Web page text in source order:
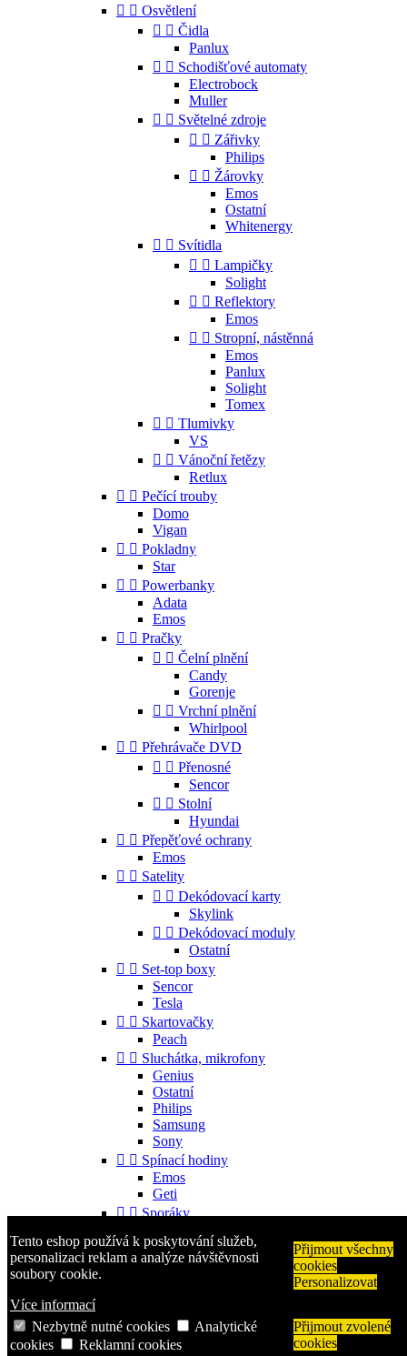
Tento eshop používá k poskytování služeb,
personalizaci reklam a analýze návštěvnosti
soubory cookie.
Více informací
Přijmout všechny
cookies
Personalizovat
Nezbytně nutné cookies
Analytické
cookies
Reklamní cookies
Přijmout zvolené
cookies
  Osvětlení
  Čidla
Panlux
  Schodišťové automaty
Electrobock
Muller
  Světelné zdroje
  Zářivky
Philips
  Žárovky
Emos
Ostatní
Whitenergy
  Svítidla
  Lampičky
Solight
  Reflektory
Emos
  Stropní, nástěnná
Emos
Panlux
Solight
Tomex
  Tlumivky
VS
  Vánoční řetězy
Retlux
  Pečící trouby
Domo
Vigan
  Pokladny
Star
  Powerbanky
Adata
Emos
  Pračky
  Čelní plnění
Candy
Gorenje
  Vrchní plnění
Whirlpool
  Přehrávače DVD
  Přenosné
Sencor
  Stolní
Hyundai
  Přepěťové ochrany
Emos
  Satelity
  Dekódovací karty
Skylink
  Dekódovací moduly
Ostatní
  Set-top boxy
Sencor
Tesla
  Skartovačky
Peach
  Sluchátka, mikrofony
Genius
Ostatní
Philips
Samsung
Sony
  Spínací hodiny
Emos
Geti
  Sporáky
  Příslušenství
Gorenje
Aligator
Nokia
Samsung